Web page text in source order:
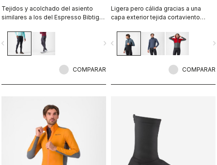
Tejidos y acolchado del asiento
similares a los del Espresso Bibtight,
los bolsillos laterales. El tejido
Thermoflex es ideal para
condiciones frescas y frías.
navigate_next
COMPARAR
Ligera pero cálida gracias a una
capa exterior tejida cortaviento
en el interior. Funcionalidad en la
moto, aspecto informal fuera de
navigate_before
COMPARAR